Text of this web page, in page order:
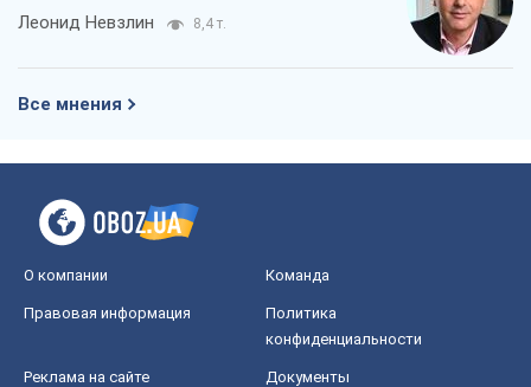
Леонид Невзлин 8,4 т.
Все мнения
О компании Команда
Правовая информация
Политика
конфиденциальности
Реклама на сайте Документы